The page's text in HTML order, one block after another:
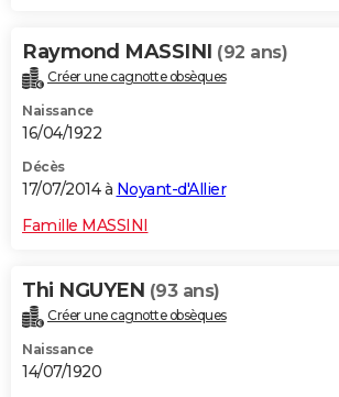
Raymond MASSINI (92 ans)
Créer une cagnotte obsèques
Naissance
16/04/1922
Décès
17/07/2014 à Noyant-d'Allier
Famille MASSINI
Thi NGUYEN (93 ans)
Créer une cagnotte obsèques
Naissance
14/07/1920